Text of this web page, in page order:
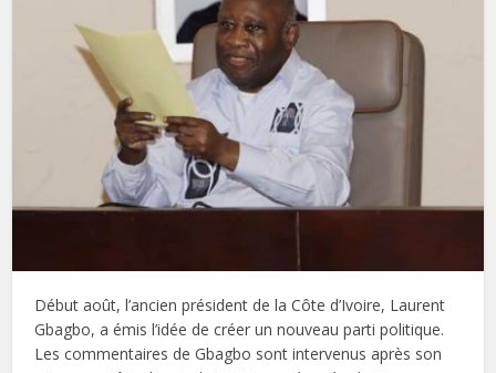
Début août, l’ancien président de la Côte d’Ivoire, Laurent
Gbagbo, a émis l’idée de créer un nouveau parti politique.
Les commentaires de Gbagbo sont intervenus après son